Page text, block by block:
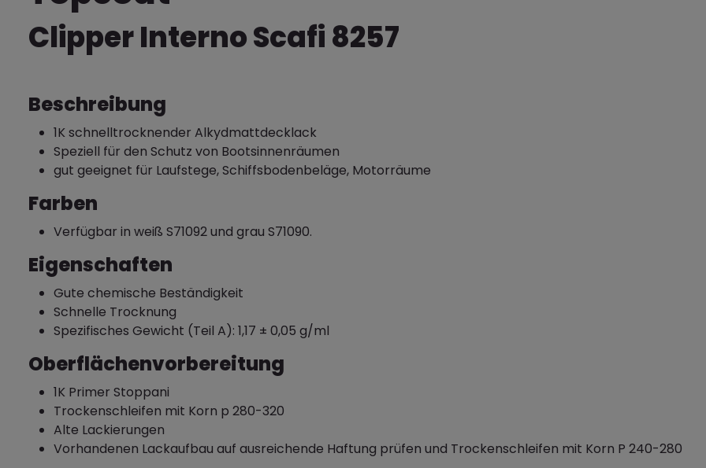
Clipper Interno Scafi 8257
Beschreibung
1K schnelltrocknender Alkydmattdecklack
Speziell für den Schutz von Bootsinnenräumen
gut geeignet für Laufstege, Schiffsbodenbeläge, Motorräume
Farben
Verfügbar in weiß S71092 und grau S71090.
Eigenschaften
Gute chemische Beständigkeit
Schnelle Trocknung
Spezifisches Gewicht (Teil A): 1,17 ± 0,05 g/ml
Oberflächenvorbereitung
1K Primer Stoppani
Trockenschleifen mit Korn p 280-320
Alte Lackierungen
Vorhandenen Lackaufbau auf ausreichende Haftung prüfen und Trockenschleifen mit Korn P 240-280